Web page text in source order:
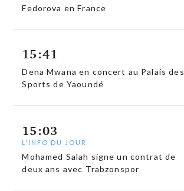
Fedorova en France
15:41
Dena Mwana en concert au Palais des
Sports de Yaoundé
15:03
L'INFO DU JOUR
Mohamed Salah signe un contrat de
deux ans avec Trabzonspor